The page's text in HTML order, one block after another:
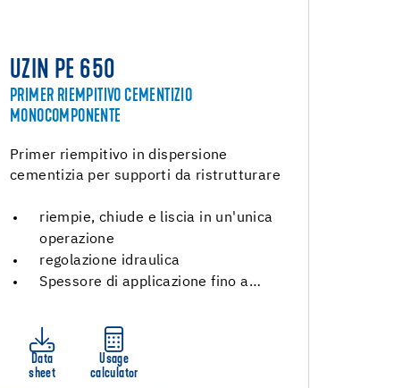
UZIN PE 650
PRIMER RIEMPITIVO CEMENTIZIO
MONOCOMPONENTE
Primer riempitivo in dispersione
cementizia per supporti da ristrutturare
riempie, chiude e liscia in un'unica
operazione
regolazione idraulica
Spessore di applicazione fino a…
Data
sheet
Usage
calculator